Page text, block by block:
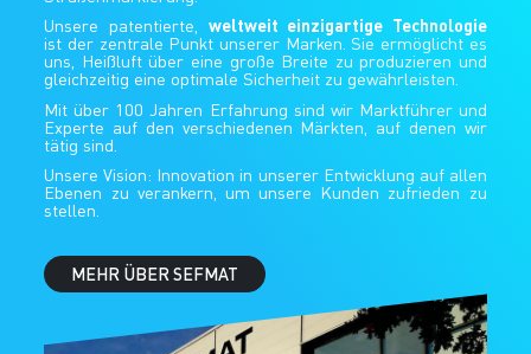
Unsere patentierte, weltweit einzigartige Technologie
ist der zentrale Punkt unserer Marken. Sie ermöglicht es
uns, Heißluft über eine große Breite zu produzieren und
gleichzeitig eine optimale Sicherheit zu gewährleisten.
Mit über 100 Jahren Erfahrung sind wir Marktführer und
Experte auf den verschiedenen Märkten, auf denen wir
tätig sind.
Unsere Vision: Innovation in unserer Entwicklung auf allen
Ebenen zu verankern, um unsere Kunden zufrieden zu
stellen.
MEHR ÜBER SEFMAT